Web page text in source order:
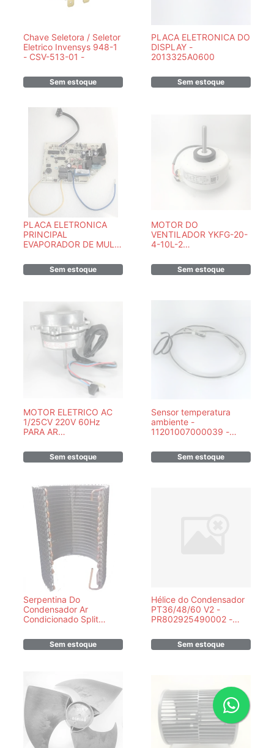
Chave Seletora / Seletor
Eletrico Invensys 948-1
- CSV-513-01 -
Sem estoque
PLACA ELETRONICA DO
DISPLAY -
2013325A0600
Sem estoque
PLACA ELETRONICA
PRINCIPAL
EVAPORADOR DE MULT
42LMQA009515LC -
201332390982
Sem estoque
MOTOR DO
VENTILADOR YKFG-20-
4-10L-2
Sem estoque
MOTOR ELETRICO AC
1/25CV 220V 60Hz
PARA AR
SPRINGER MIDEA
25906091Sem estoque
Sensor temperatura
ambiente -
11201007000039 -
/CARRIER - PEÇA
ORIGINALSem estoque
Serpentina Do
Condensador Ar
Condicionado Split
05301151P
Sem estoque
Hélice do Condensador
PT36/48/60 V2 -
PR802925490002 -
Sem estoque